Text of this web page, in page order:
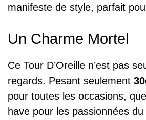
manifeste de style, parfait
Un Charme Mortel
Ce Tour D’Oreille n’est pas
regards. Pesant seulement
pour toutes les occasions,
have pour les passionnées du